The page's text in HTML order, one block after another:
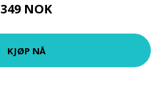
349 NOK
KJØP NÅ